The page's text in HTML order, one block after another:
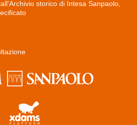
storico di Intesa Sanpaolo,